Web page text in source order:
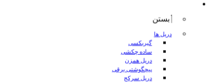
بستن
دریل ها
گیربکسی
ساده چکشی
دریل همزن
پیچگوشتی برقی
دریل سرکج